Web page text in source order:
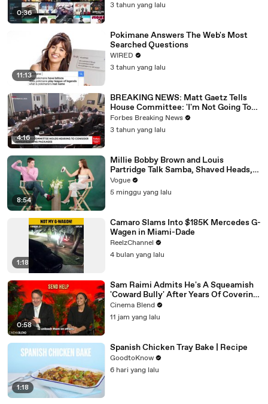
0:36
3 tahun yang lalu
11:13
Pokimane Answers The Web's Most
Searched Questions
WIRED
3 tahun yang lalu
4:16
BREAKING NEWS: Matt Gaetz Tells
House Committee: 'I'm Not Going To
Vote For A Continuing Resolution'
Forbes Breaking News
3 tahun yang lalu
8:54
Millie Bobby Brown and Louis
Partridge Talk Samba, Shaved Heads,
and Sherlock Holmes in the Latest Off
the Cuff
Vogue
5 minggu yang lalu
1:18
Camaro Slams Into $185K Mercedes G-
Wagen in Miami-Dade
ReelzChannel
4 bulan yang lalu
0:58
Sam Raimi Admits He's A Squeamish
'Coward Bully' After Years Of Covering
Actors In Blood
Cinema Blend
11 jam yang lalu
1:18
Spanish Chicken Tray Bake | Recipe
GoodtoKnow
6 hari yang lalu